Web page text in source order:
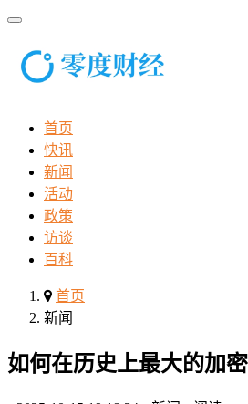
首页
快讯
新闻
活动
政策
访谈
百科
首页
新闻
如何在历史上最大的加